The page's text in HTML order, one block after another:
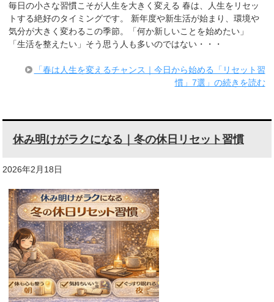
毎日の小さな習慣こそが人生を大きく変える 春は、人生をリセッ
トする絶好のタイミングです。 新年度や新生活が始まり、環境や
気分が大きく変わるこの季節。「何か新しいことを始めたい」
「生活を整えたい」そう思う人も多いのではない・・・
「春は人生を変えるチャンス｜今日から始める「リセット習
慣」7選」の続きを読む
休み明けがラクになる｜冬の休日リセット習慣
2026年2月18日